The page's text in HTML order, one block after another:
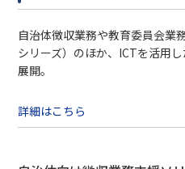
自治体徴収業務や教育委員会業
シリーズ）のほか、ICTを活用
展開。
詳細はこちら